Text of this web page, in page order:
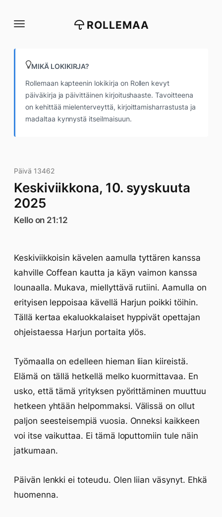
suoraan
ROLLEMAA
MIKÄ LOKIKIRJA?
Rollemaan kapteenin lokikirja on Rollen kevyt
päiväkirja ja päivittäinen kirjoitushaaste. Tavoitteena
on kehittää mielenterveyttä, kirjoittamisharrastusta ja
madaltaa kynnystä itseilmaisuun.
Päivä 13462
Keskiviikkona, 10. syyskuuta
2025
Kello on 21:12
Keskiviikkoisin kävelen aamulla tyttären kanssa
kahville Coffean kautta ja käyn vaimon kanssa
lounaalla. Mukava, miellyttävä rutiini. Aamulla on
erityisen leppoisaa kävellä Harjun poikki töihin.
Tällä kertaa ekaluokkalaiset hyppivät opettajan
ohjeistaessa Harjun portaita ylös.
Työmaalla on edelleen hieman liian kiireistä.
Elämä on tällä hetkellä melko kuormittavaa. En
usko, että tämä yrityksen pyörittäminen muuttuu
hetkeen yhtään helpommaksi. Välissä on ollut
paljon seesteisempiä vuosia. Onneksi kaikkeen
voi itse vaikuttaa. Ei tämä loputtomiin tule näin
jatkumaan.
Päivän lenkki ei toteudu. Olen liian väsynyt. Ehkä
huomenna.